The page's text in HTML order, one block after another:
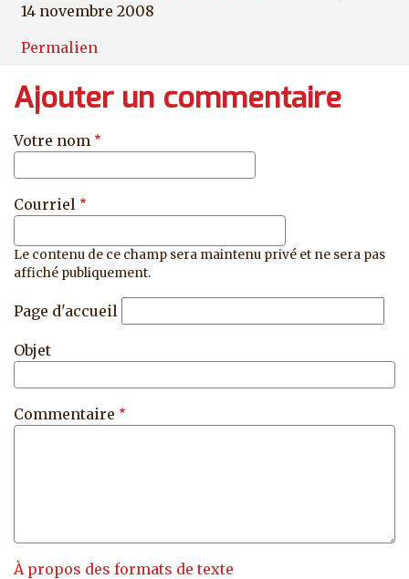
14 novembre 2008
Permalien
Ajouter un commentaire
Votre nom
Courriel
Le contenu de ce champ sera maintenu privé et ne sera pas
affiché publiquement.
Page d'accueil
Objet
Commentaire
À propos des formats de texte